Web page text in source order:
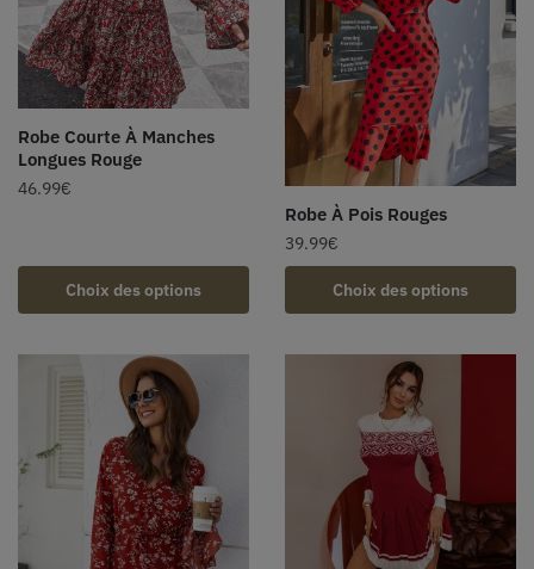
Robe Courte À Manches
Longues Rouge
46.99€
Choix des options
Robe À Pois Rouges
39.99€
Choix des options